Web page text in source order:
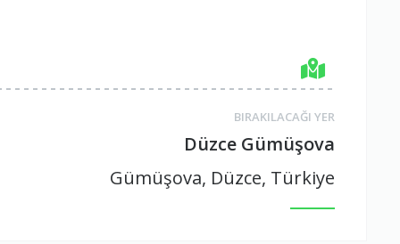
BIRAKILACAĞI YER
Düzce Gümüşova
Gümüşova, Düzce, Türkiye